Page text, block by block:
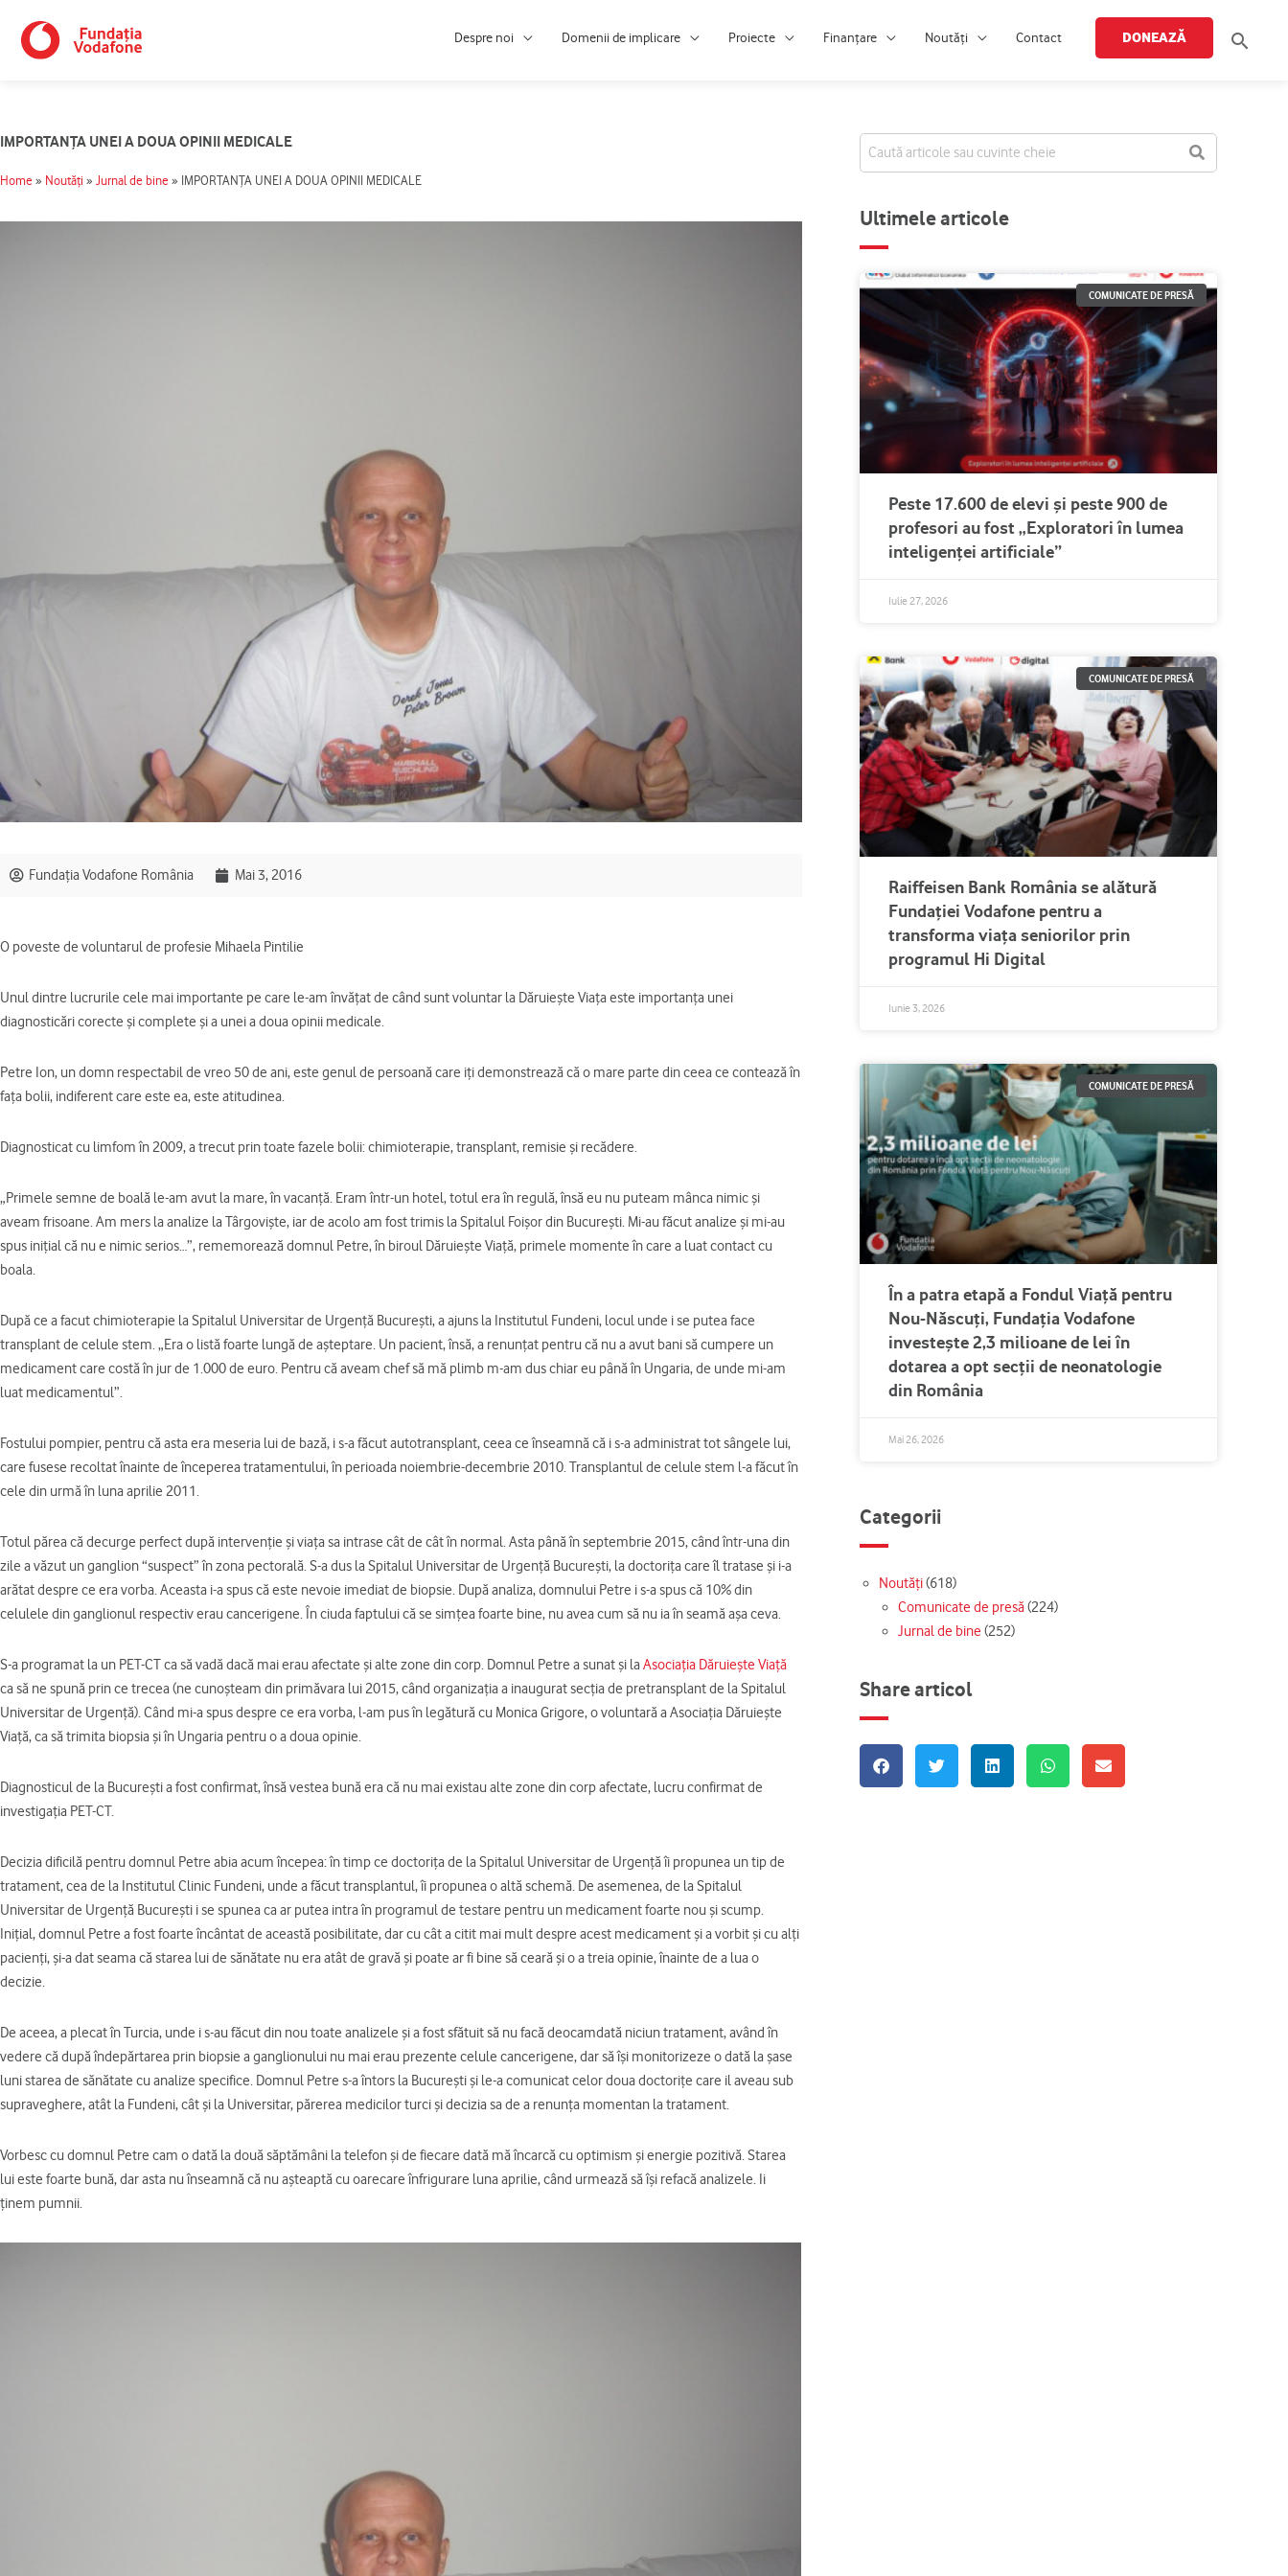
content
Despre noi Domenii de implicare Proiecte Finanțare Noutăți Contact DONEAZĂ
IMPORTANŢA UNEI A DOUA OPINII MEDICALE
Home » Noutăți » Jurnal de bine » IMPORTANŢA UNEI A DOUA OPINII MEDICALE
Fundația Vodafone România Mai 3, 2016
O poveste de voluntarul de profesie Mihaela Pintilie
Unul dintre lucrurile cele mai importante pe care le-am învăţat de când sunt voluntar la Dăruieşte Viaţa este importanţa unei
diagnosticări corecte şi complete şi a unei a doua opinii medicale.
Petre Ion, un domn respectabil de vreo 50 de ani, este genul de persoană care iţi demonstrează că o mare parte din ceea ce contează în
faţa bolii, indiferent care este ea, este atitudinea.
Diagnosticat cu limfom în 2009, a trecut prin toate fazele bolii: chimioterapie, transplant, remisie şi recădere.
„Primele semne de boală le-am avut la mare, în vacanţă. Eram într-un hotel, totul era în regulă, însă eu nu puteam mânca nimic şi
aveam frisoane. Am mers la analize la Târgovişte, iar de acolo am fost trimis la Spitalul Foişor din Bucureşti. Mi-au făcut analize şi mi-au
spus iniţial că nu e nimic serios…”, rememorează domnul Petre, în biroul Dăruieşte Viaţă, primele momente în care a luat contact cu
boala.
După ce a facut chimioterapie la Spitalul Universitar de Urgenţă Bucureşti, a ajuns la Institutul Fundeni, locul unde i se putea face
transplant de celule stem. „Era o listă foarte lungă de aşteptare. Un pacient, însă, a renunţat pentru că nu a avut bani să cumpere un
medicament care costă în jur de 1.000 de euro. Pentru că aveam chef să mă plimb m-am dus chiar eu până în Ungaria, de unde mi-am
luat medicamentul”.
Fostului pompier, pentru că asta era meseria lui de bază, i s-a făcut autotransplant, ceea ce înseamnă că i s-a administrat tot sângele lui,
care fusese recoltat înainte de începerea tratamentului, în perioada noiembrie-decembrie 2010. Transplantul de celule stem l-a făcut în
cele din urmă în luna aprilie 2011.
Totul părea că decurge perfect după intervenţie şi viaţa sa intrase cât de cât în normal. Asta până în septembrie 2015, când într-una din
zile a văzut un ganglion “suspect” în zona pectorală. S-a dus la Spitalul Universitar de Urgenţă Bucureşti, la doctoriţa care îl tratase şi i-a
arătat despre ce era vorba. Aceasta i-a spus că este nevoie imediat de biopsie. După analiza, domnului Petre i s-a spus că 10% din
celulele din ganglionul respectiv erau cancerigene. În ciuda faptului că se simţea foarte bine, nu avea cum să nu ia în seamă aşa ceva.
S-a programat la un PET-CT ca să vadă dacă mai erau afectate şi alte zone din corp. Domnul Petre a sunat şi laAsociaţia Dăruieşte Viaţă
ca să ne spună prin ce trecea (ne cunoşteam din primăvara lui 2015, când organizaţia a inaugurat secţia de pretransplant de la Spitalul
Universitar de Urgenţă). Când mi-a spus despre ce era vorba, l-am pus în legătură cu Monica Grigore, o voluntară a Asociaţia Dăruieşte
Viaţă, ca să trimita biopsia şi în Ungaria pentru o a doua opinie.
Diagnosticul de la Bucureşti a fost confirmat, însă vestea bună era că nu mai existau alte zone din corp afectate, lucru confirmat de
investigaţia PET-CT.
Decizia dificilă pentru domnul Petre abia acum începea: în timp ce doctoriţa de la Spitalul Universitar de Urgenţă îi propunea un tip de
tratament, cea de la Institutul Clinic Fundeni, unde a făcut transplantul, îi propunea o altă schemă. De asemenea, de la Spitalul
Universitar de Urgenţă Bucureşti i se spunea ca ar putea intra în programul de testare pentru un medicament foarte nou şi scump.
Iniţial, domnul Petre a fost foarte încântat de această posibilitate, dar cu cât a citit mai mult despre acest medicament şi a vorbit şi cu alţi
pacienţi, şi-a dat seama că starea lui de sănătate nu era atât de gravă şi poate ar fi bine să ceară şi o a treia opinie, înainte de a lua o
decizie.
De aceea, a plecat în Turcia, unde i s-au făcut din nou toate analizele şi a fost sfătuit să nu facă deocamdată niciun tratament, având în
vedere că după îndepărtarea prin biopsie a ganglionului nu mai erau prezente celule cancerigene, dar să îşi monitorizeze o dată la şase
luni starea de sănătate cu analize specifice. Domnul Petre s-a întors la Bucureşti şi le-a comunicat celor doua doctoriţe care il aveau sub
supraveghere, atât la Fundeni, cât şi la Universitar, părerea medicilor turci şi decizia sa de a renunţa momentan la tratament.
Vorbesc cu domnul Petre cam o dată la două săptămâni la telefon şi de fiecare dată mă încarcă cu optimism şi energie pozitivă. Starea
lui este foarte bună, dar asta nu înseamnă că nu aşteaptă cu oarecare înfrigurare luna aprilie, când urmează să îşi refacă analizele. Ii
ţinem pumnii.
Ultimele articole
COMUNICATE DE PRESĂ
Peste 17.600 de elevi și peste 900 de
profesori au fost „Exploratori în lumea
inteligenței artificiale”
Iulie 27, 2026
COMUNICATE DE PRESĂ
Raiffeisen Bank România se alătură
Fundației Vodafone pentru a
transforma viața seniorilor prin
programul Hi Digital
Iunie 3, 2026
COMUNICATE DE PRESĂ
În a patra etapă a Fondul Viață pentru
Nou-Născuți, Fundația Vodafone
investește 2,3 milioane de lei în
dotarea a opt secții de neonatologie
din România
Mai 26, 2026
Categorii
Noutăți(618)
Comunicate de presă(224)
Jurnal de bine (252)
Share articol